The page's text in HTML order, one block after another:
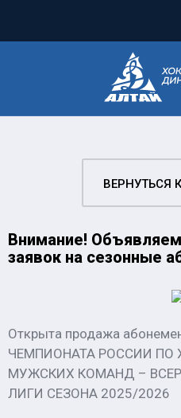
ВЕРНУТЬСЯ
Внимание!
заявок на сезонные
Открыта продажа
ЧЕМПИОНАТА РОССИИ ПО
МУЖСКИХ КОМАНД –
ЛИГИ СЕЗОНА 2025/2026